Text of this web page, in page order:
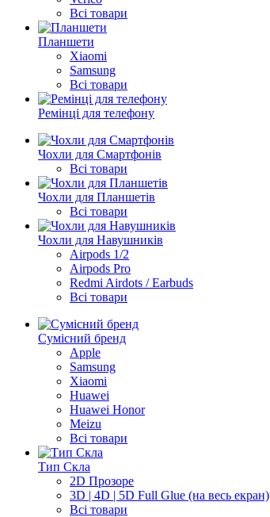
Всі товари
Планшети
Xiaomi
Samsung
Всі товари
Ремінці для телефону
Чохли для Смартфонів
Всі товари
Чохли для Планшетів
Всі товари
Чохли для Навушників
Airpods 1/2
Airpods Pro
Redmi Airdots / Earbuds
Всі товари
Сумісний бренд
Apple
Samsung
Xiaomi
Huawei
Huawei Honor
Meizu
Всі товари
Тип Скла
2D Прозоре
3D | 4D | 5D Full Glue (на весь екран)
Всі товари